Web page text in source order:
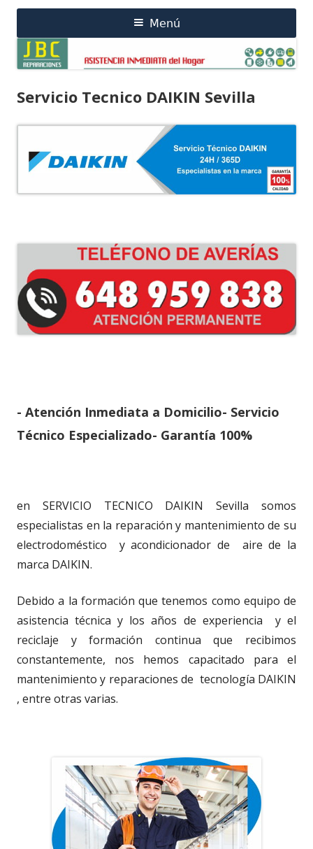
Saltar
contenido
principal
Menú
Servicio Tecnico DAIKIN Sevilla
- Atención Inmediata a Domicilio- Servicio
Técnico Especializado- Garantía 100%
en SERVICIO TECNICO DAIKIN Sevilla somos
especialistas en la reparación y mantenimiento de su
electrodoméstico y acondicionador de aire de la
marca DAIKIN.
Debido a la formación que tenemos como equipo de
asistencia técnica y los años de experiencia y el
reciclaje y formación continua que recibimos
constantemente, nos hemos capacitado para el
mantenimiento y reparaciones de tecnología DAIKIN
, entre otras varias.